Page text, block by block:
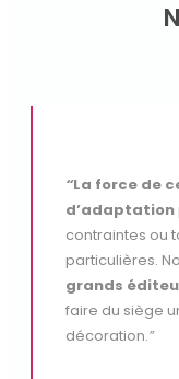
“La force de
d’adaptation
contraintes ou
particulières.
grands
faire du siège
décoration.”